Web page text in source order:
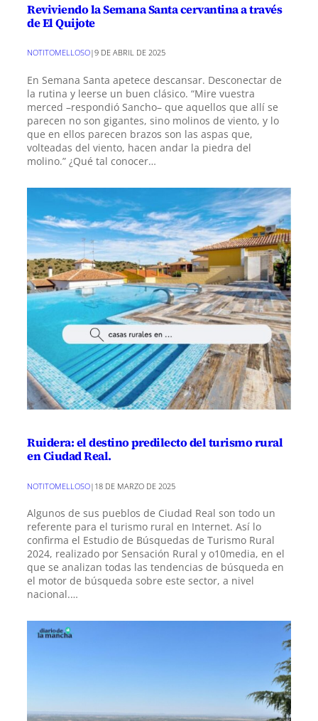
Reviviendo la Semana Santa cervantina a través
de El Quijote
NOTITOMELLOSO|9 DE ABRIL DE 2025
En Semana Santa apetece descansar. Desconectar de
la rutina y leerse un buen clásico. “Mire vuestra
merced –respondió Sancho– que aquellos que allí se
parecen no son gigantes, sino molinos de viento, y lo
que en ellos parecen brazos son las aspas que,
volteadas del viento, hacen andar la piedra del
molino.” ¿Qué tal conocer…
Ruidera: el destino predilecto del turismo rural
en Ciudad Real.
NOTITOMELLOSO| 18 DE MARZO DE 2025
Algunos de sus pueblos de Ciudad Real son todo un
referente para el turismo rural en Internet. Así lo
confirma el Estudio de Búsquedas de Turismo Rural
2024, realizado por Sensación Rural y o10media, en el
que se analizan todas las tendencias de búsqueda en
el motor de búsqueda sobre este sector, a nivel
nacional.…